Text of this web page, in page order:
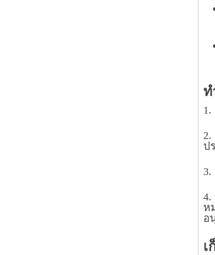
ท
ป
ห
อ
เ